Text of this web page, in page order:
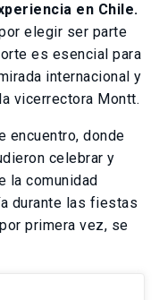
en Chile.
elegir ser parte
es esencial para
internacional y
vicerrectora Montt.
encuentro, donde
celebrar y
la comunidad
durante las fiestas
primera vez, se